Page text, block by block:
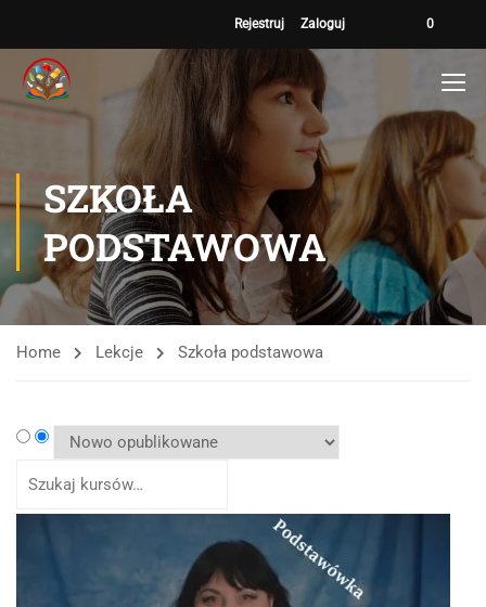
Rejestruj Zaloguj 0
SZKOŁA
PODSTAWOWA
Home Lekcje Szkoła podstawowa